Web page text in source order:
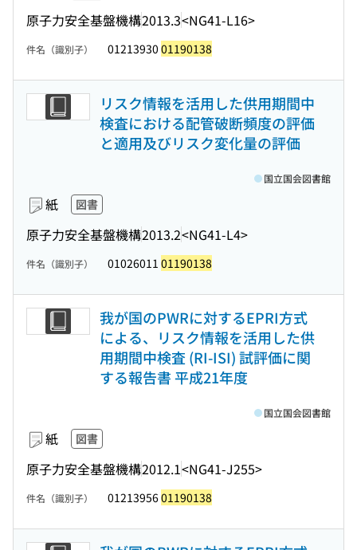
原子力安全基盤機構2013.3<NG41-L16>
件名（識別子） 01213930 01190138
リスク情報を活用した供用期間中
検査における配管破断頻度の評価
と適用及びリスク変化量の評価
紙 図書
原子力安全基盤機構2013.2<NG41-L4>
国立国会図書館
件名（識別子） 01026011 01190138
我が国のPWRに対するEPRI方式
による、リスク情報を活用した供
用期間中検査 (RI-ISI) 試評価に関
する報告書 平成21年度
紙 図書
原子力安全基盤機構2012.1<NG41-J255>
国立国会図書館
件名（識別子） 0121395601190138